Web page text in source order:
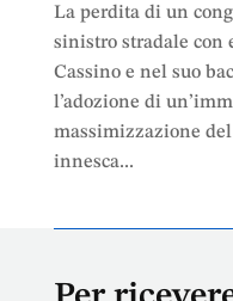
La perdita di un
sinistro stradale con
Cassino e nel suo
l’adozione di
massimizzazione
innesca...